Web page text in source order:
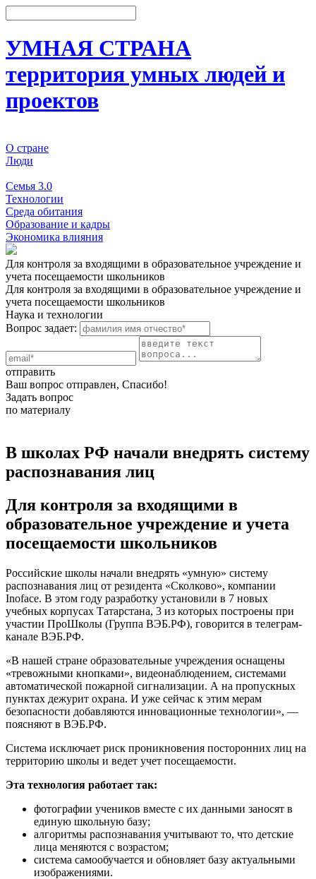
УМНАЯ СТРАНА
территория умных людей и
проектов
О стране
Люди
Семья 3.0
Технологии
Среда обитания
Образование и кадры
Экономика влияния
Для контроля за входящими в образовательное учреждение и
учета посещаемости школьников
Для контроля за входящими в образовательное учреждение и
учета посещаемости школьников
Наука и технологии
Вопрос задает:
отправить
Ваш вопрос отправлен, Спасибо!
Задать вопрос
по материалу
В школах РФ начали внедрять систему
распознавания лиц
Для контроля за входящими в
образовательное учреждение и учета
посещаемости школьников
Российские школы начали внедрять «умную» систему
распознавания лиц от резидента «Сколково», компании
Inoface. В этом году разработку установили в 7 новых
учебных корпусах Татарстана, 3 из которых построены при
участии ПроШколы (Группа ВЭБ.РФ), говорится в телеграм-
канале ВЭБ.РФ.
«В нашей стране образовательные учреждения оснащены
«тревожными кнопками», видеонаблюдением, системами
автоматической пожарной сигнализации. А на пропускных
пунктах дежурит охрана. И уже сейчас к этим мерам
безопасности добавляются инновационные технологии», —
поясняют в ВЭБ.РФ.
Система исключает риск проникновения посторонних лиц на
территорию школы и ведет учет посещаемости.
Эта технология работает так:
фотографии учеников вместе с их данными заносят в
единую школьную базу;
алгоритмы распознавания учитывают то, что детские
лица меняются с возрастом;
система самообучается и обновляет базу актуальными
изображениями.